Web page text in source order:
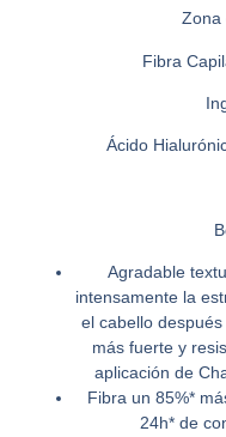
Zona
Fibra
Ácido
Agradable
intensamente la
el cabello
más fuerte y
aplicación de
Fibra un 85%*
24h* de